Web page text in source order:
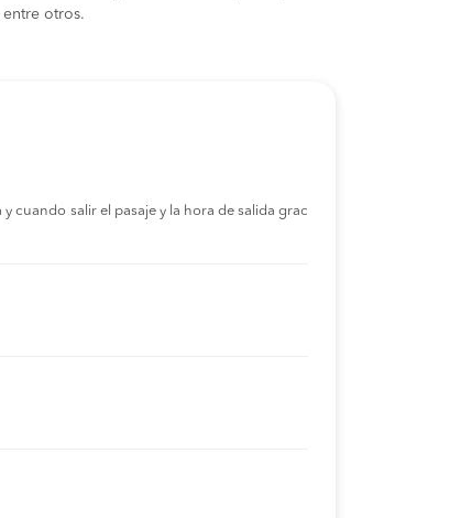
otros.
cuando salir el pasaje y la hora de salida grac